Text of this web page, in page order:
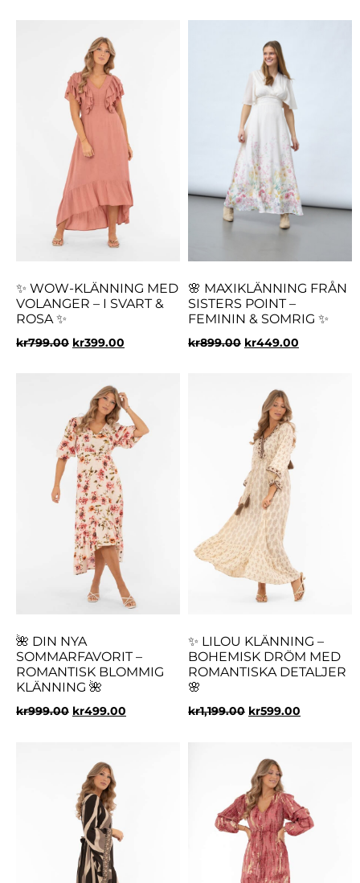
✨ WOW-KLÄNNING MED
VOLANGER – I SVART &
ROSA ✨
kr799.00 kr399.00
🌸 MAXIKLÄNNING FRÅN
SISTERS POINT –
FEMININ & SOMRIG ✨
kr899.00 kr449.00
🌺 DIN NYA
SOMMARFAVORIT –
ROMANTISK BLOMMIG
KLÄNNING 🌺
kr999.00 kr499.00
✨ LILOU KLÄNNING –
BOHEMISK DRÖM MED
ROMANTISKA DETALJER
🌸
kr1,199.00 kr599.00